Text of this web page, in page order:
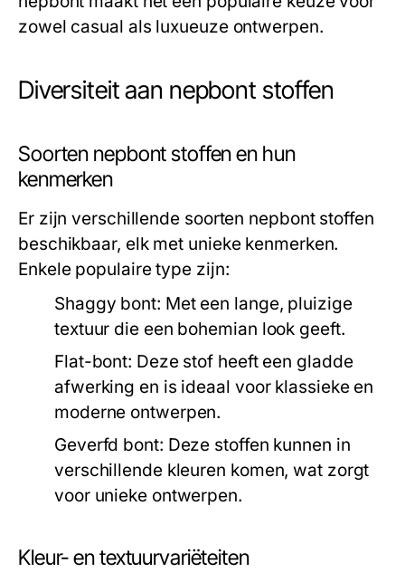
zowel casual als luxueuze ontwerpen.
Diversiteit aan nepbont stoffen
Soorten nepbont stoffen en hun
kenmerken
Er zijn verschillende soorten nepbont stoffen
beschikbaar, elk met unieke kenmerken.
Enkele populaire type zijn:
Shaggy bont: Met een lange, pluizige
textuur die een bohemian look geeft.
Flat-bont: Deze stof heeft een gladde
afwerking en is ideaal voor klassieke en
moderne ontwerpen.
Geverfd bont: Deze stoffen kunnen in
verschillende kleuren komen, wat zorgt
voor unieke ontwerpen.
Kleur- en textuurvariëteiten